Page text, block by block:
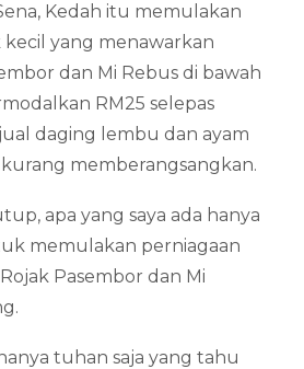
Kedah itu memulakan
kecil yang menawarkan
dan Mi Rebus di bawah
RM25 selepas
daging lembu dan ayam
memberangsangkan.
apa yang saya ada hanya
memulakan perniagaan
Pasembor dan Mi
tuhan saja yang tahu